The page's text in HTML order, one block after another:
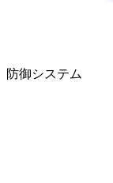
防御システム